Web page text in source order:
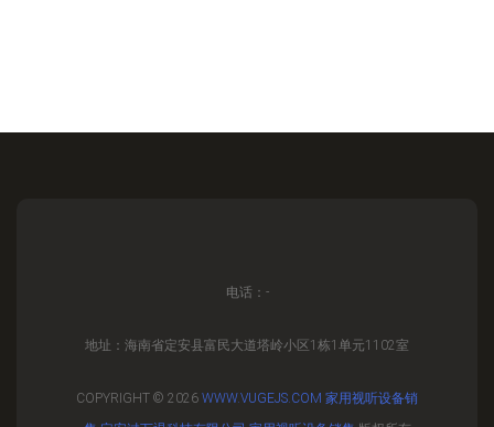
电话：-
地址：海南省定安县富民大道塔岭小区1栋1单元1102室
COPYRIGHT © 2026 WWW.VUGEJS.COM 家用视听设备销